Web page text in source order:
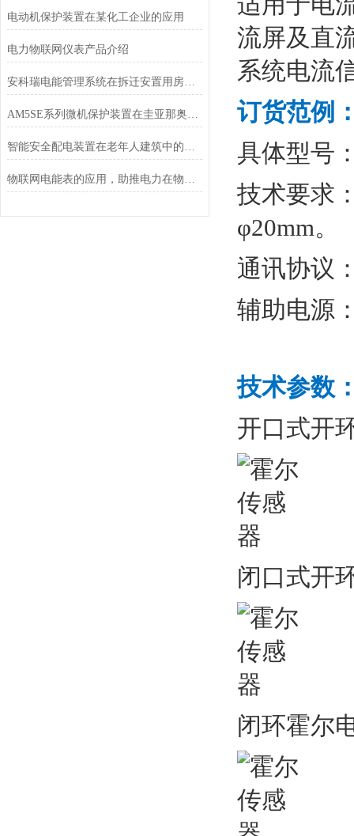
电动机保护装置在某化工企业的应用
电力物联网仪表产品介绍
安科瑞电能管理系统在拆迁安置用房项目的设计与应用
AM5SE系列微机保护装置在圭亚那奥罗拉金矿配电工程中的应用
智能安全配电装置在老年人建筑中的应用
物联网电能表的应用，助推电力在物联网上的建设
流屏及直
系统电流
订货范例
具体型号
技术要求
φ20mm。
通讯协议
辅助电源
技术参数
开口式开
闭口式开
闭环霍尔